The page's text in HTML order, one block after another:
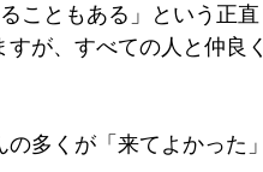
こともある」という正直
が、すべての人と仲良く
多くが「来てよかった」